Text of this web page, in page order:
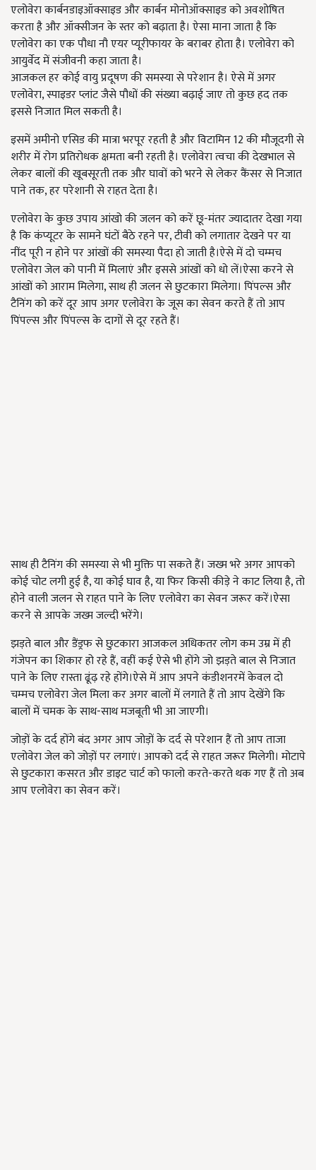
एलोवेरा कार्बनडाइऑक्साइड और कार्बन मोनोऑक्साइड को अवशोषित
करता है और ऑक्सीजन के स्तर को बढ़ाता है। ऐसा माना जाता है कि
एलोवेरा का एक पौधा नौ एयर प्यूरीफायर के बराबर होता है। एलोवेरा को
आयुर्वेद में संजीवनी कहा जाता है।
आजकल हर कोई वायु प्रदूषण की समस्या से परेशान है। ऐसे में अगर
एलोवेरा, स्पाइडर प्लांट जैसे पौधों की संख्या बढ़ाई जाए तो कुछ हद तक
इससे निजात मिल सकती है।
इसमें अमीनो एसिड की मात्रा भरपूर रहती है और विटामिन 12 की मौजूदगी से
शरीर में रोग प्रतिरोधक क्षमता बनी रहती है। एलोवेरा त्वचा की देखभाल से
लेकर बालों की खूबसूरती तक और घावों को भरने से लेकर कैंसर से निजात
पाने तक, हर परेशानी से राहत देता है।
एलोवेरा के कुछ उपाय आंखो की जलन को करें छू-मंतर ज्यादातर देखा गया
है कि कंप्यूटर के सामने घंटों बैठे रहने पर, टीवी को लगातार देखने पर या
नींद पूरी न होने पर आंखों की समस्या पैदा हो जाती है।ऐसे में दो चम्मच
एलोवेरा जेल को पानी में मिलाएं और इससे आंखों को धो लें।ऐसा करने से
आंखों को आराम मिलेगा, साथ ही जलन से छुटकारा मिलेगा। पिंपल्स और
टैनिंग को करें दूर आप अगर एलोवेरा के जूस का सेवन करते हैं तो आप
पिंपल्स और पिंपल्स के दागों से दूर रहते हैं।
साथ ही टैनिंग की समस्या से भी मुक्ति पा सकते हैं। जख्म भरे अगर आपको
कोई चोट लगी हुई है, या कोई घाव है, या फिर किसी कीड़े ने काट लिया है, तो
होने वाली जलन से राहत पाने के लिए एलोवेरा का सेवन जरूर करें।ऐसा
करने से आपके जख्म जल्दी भरेंगे।
झड़ते बाल और डैंड्रफ से छुटकारा आजकल अधिकतर लोग कम उम्र में ही
गंजेपन का शिकार हो रहे हैं, वहीं कई ऐसे भी होंगे जो झड़ते बाल से निजात
पाने के लिए रास्ता ढूंढ़ रहे होंगे।ऐसे में आप अपने कंडीशनरमें केवल दो
चम्मच एलोवेरा जेल मिला कर अगर बालों में लगाते हैं तो आप देखेंगे कि
बालों में चमक के साथ-साथ मजबूती भी आ जाएगी।
जोड़ों के दर्द होंगे बंद अगर आप जोड़ों के दर्द से परेशान हैं तो आप ताजा
एलोवेरा जेल को जोड़ों पर लगाएं। आपको दर्द से राहत जरूर मिलेगी। मोटापे
से छुटकारा कसरत और डाइट चार्ट को फालो करते-करते थक गए हैं तो अब
आप एलोवेरा का सेवन करें।